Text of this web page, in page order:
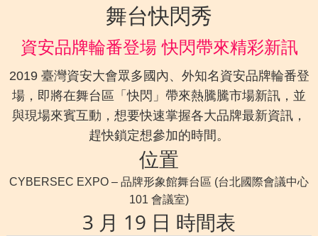
舞台快閃秀
資安品牌輪番登場 快閃帶來精彩新訊
2019 臺灣資安大會眾多國內、外知名資安品牌輪番登
場，即將在舞台區「快閃」帶來熱騰騰市場新訊，並
與現場來賓互動，想要快速掌握各大品牌最新資訊，
趕快鎖定想參加的時間。
位置
CYBERSEC EXPO – 品牌形象館舞台區 (台北國際會議中心
101 會議室)
3 月 19 日 時間表